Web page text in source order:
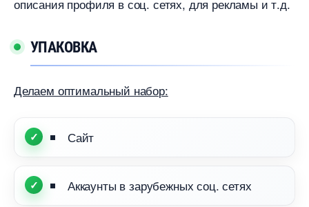
описания профиля в соц. сетях, для рекламы и т.д.
УПАКОВКА
Делаем оптимальный набор:
Сайт
Аккаунты в зарубежных соц. сетях